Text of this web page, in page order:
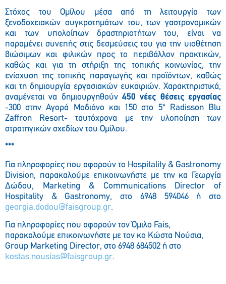
Στόχος του Ομίλου μέσα από τη λειτουργία των
ξενοδοχειακών συγκροτημάτων του, των γαστρονομικών
και των υπολοίπων δραστηριοτήτων του, είναι να
παραμένει συνεπής στις δεσμεύσεις του για την υιοθέτηση
βιώσιμων και φιλικών προς το περιβάλλον πρακτικών,
καθώς και για τη στήριξη της τοπικής κοινωνίας, την
ενίσχυση της τοπικής παραγωγής και προϊόντων, καθώς
και τη δημιουργία εργασιακών ευκαιριών. Χαρακτηριστικά,
αναμένεται να δημιουργηθούν 450 νέες θέσεις εργασίας
-300 στην Αγορά Μοδιάνο και 150 στο 5* Radisson Blu
Zaffron Resort- ταυτόχρονα με την υλοποίηση των
στρατηγικών σχεδίων του Oμίλου.
***
Για πληροφορίες που αφορούν το Hospitality & Gastronomy
Division, παρακαλούμε επικοινωνήστε με την κα Γεωργία
Δώδου, Μarketing & Communications Director of
Hospitality & Gastronomy, στο 6948 594046 ή στο
georgia.dodou@faisgroup.gr.
Για πληροφορίες που αφορούν τον Όμιλο Fais,
παρακαλούμε επικοινωνήστε με τον κο Κώστα Νούσια,
Group Marketing Director, στο 6948 684502 ή στο
kostas.nousias@faisgroup.gr.